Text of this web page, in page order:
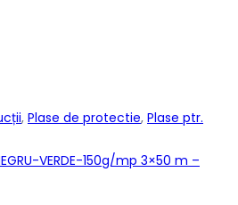
, Plase de protectie, Plase ptr.
VERDE-150g/mp 3×50 m –